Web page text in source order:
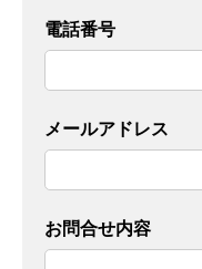
電話番号
メールアドレス
お問合せ内容